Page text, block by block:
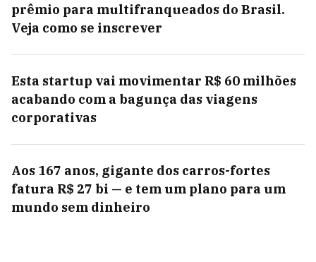
prêmio para multifranqueados do Brasil.
Veja como se inscrever
Esta startup vai movimentar R$ 60 milhões
acabando com a bagunça das viagens
corporativas
Aos 167 anos, gigante dos carros-fortes
fatura R$ 27 bi — e tem um plano para um
mundo sem dinheiro